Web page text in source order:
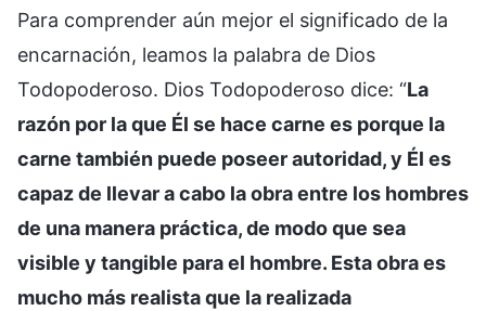
Para comprender aún mejor el significado de la
encarnación, leamos la palabra de Dios
Todopoderoso. Dios Todopoderoso dice: “La
razón por la que Él se hace carne es porque la
carne también puede poseer autoridad, y Él es
capaz de llevar a cabo la obra entre los hombres
de una manera práctica, de modo que sea
visible y tangible para el hombre. Esta obra es
mucho más realista que la realizada